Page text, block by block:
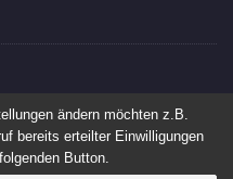
ändern möchten z.B.
bereits erteilter Einwilligungen
Button.